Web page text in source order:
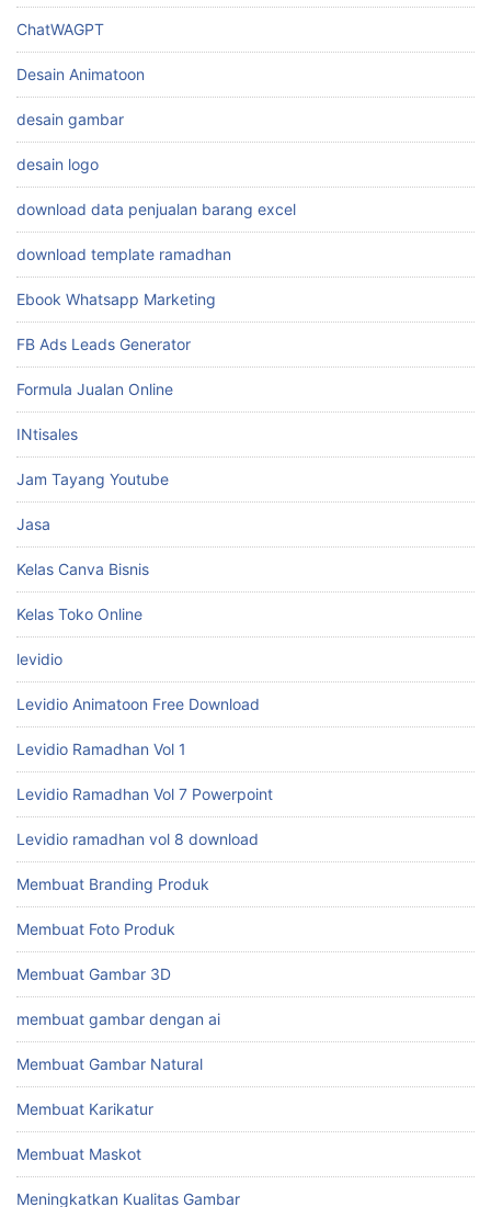
ChatWAGPT
Desain Animatoon
desain gambar
desain logo
download data penjualan barang excel
download template ramadhan
Ebook Whatsapp Marketing
FB Ads Leads Generator
Formula Jualan Online
INtisales
Jam Tayang Youtube
Jasa
Kelas Canva Bisnis
Kelas Toko Online
levidio
Levidio Animatoon Free Download
Levidio Ramadhan Vol 1
Levidio Ramadhan Vol 7 Powerpoint
Levidio ramadhan vol 8 download
Membuat Branding Produk
Membuat Foto Produk
Membuat Gambar 3D
membuat gambar dengan ai
Membuat Gambar Natural
Membuat Karikatur
Membuat Maskot
Meningkatkan Kualitas Gambar